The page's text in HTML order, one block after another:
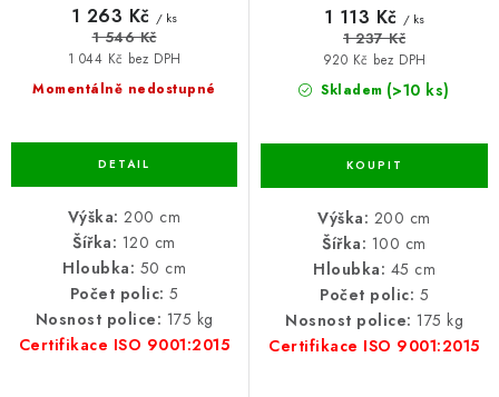
Momentálně nedostupné
1 044 Kč bez DPH
1 263 Kč / ks
1 546 Kč
Výška: 200 cm
Šířka: 120 cm
Hloubka: 50 cm
Počet polic: 5
Nosnost police: 175 kg
Certifikace ISO 9001:2015
Skladem (>10 ks)
920 Kč bez DPH
1 113 Kč / ks
1 237 Kč
Výška: 200 cm
Šířka: 100 cm
Hloubka: 45 cm
Počet polic: 5
Nosnost police: 175 kg
Certifikace ISO 9001:2015